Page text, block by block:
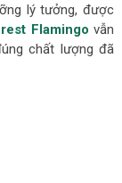
lý tưởng, được
Flamingo vẫn
chất lượng đã